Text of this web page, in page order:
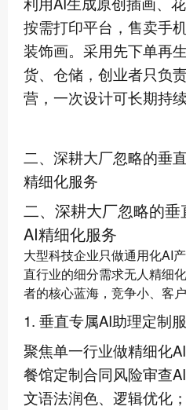
按需打印平台，售卖手
装饰画。采用先下单再
货、仓储，创业者只负
营，一次设计可长期持
二、深耕大厂忽略的垂
精细化服务
二、深耕大厂忽略的
AI精细化服务
大型科技企业只做通用化AI
直行业的细分需求无人精细
者的核心蓝海，竞争小、客
1. 垂直专属AI助理定制
聚焦单一行业做精细化
餐馆定制合同风险审查
文语法润色、逻辑优化